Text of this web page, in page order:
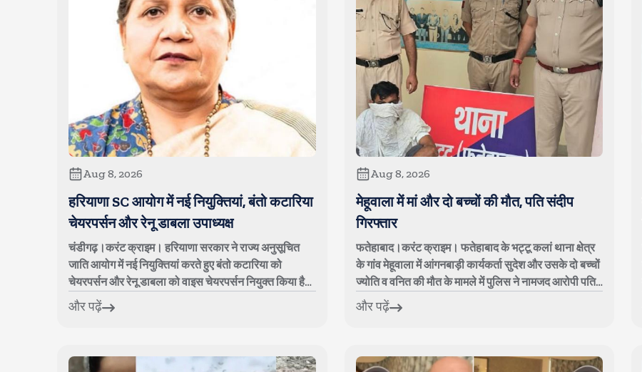
Aug 8, 2026
हरियाणा SC आयोग में नई नियुक्तियां, बंतो कटारिया
चेयरपर्सन और रेनू डाबला उपाध्यक्ष
चंडीगढ़।करंट क्राइम। हरियाणा सरकार ने राज्य अनुसूचित
जाति आयोग में नई नियुक्तियां करते हुए बंतो कटारिया को
चेयरपर्सन और रेनू डाबला को वाइस चेयरपर्सन नियुक्त किया है।
सामाजिक न्याय एवं अधिकारिता विभाग ...
और पढ़ें
Aug 8, 2026
मेहूवाला में मां और दो बच्चों की मौत, पति संदीप
गिरफ्तार
फतेहाबाद।करंट क्राइम। फतेहाबाद के भट्टू कलां थाना क्षेत्र
के गांव मेहूवाला में आंगनबाड़ी कार्यकर्ता सुदेश और उसके दो बच्चों
ज्योति व वनित की मौत के मामले में पुलिस ने नामजद आरोपी पति
संदीप उर्फ काला क...
और पढ़ें